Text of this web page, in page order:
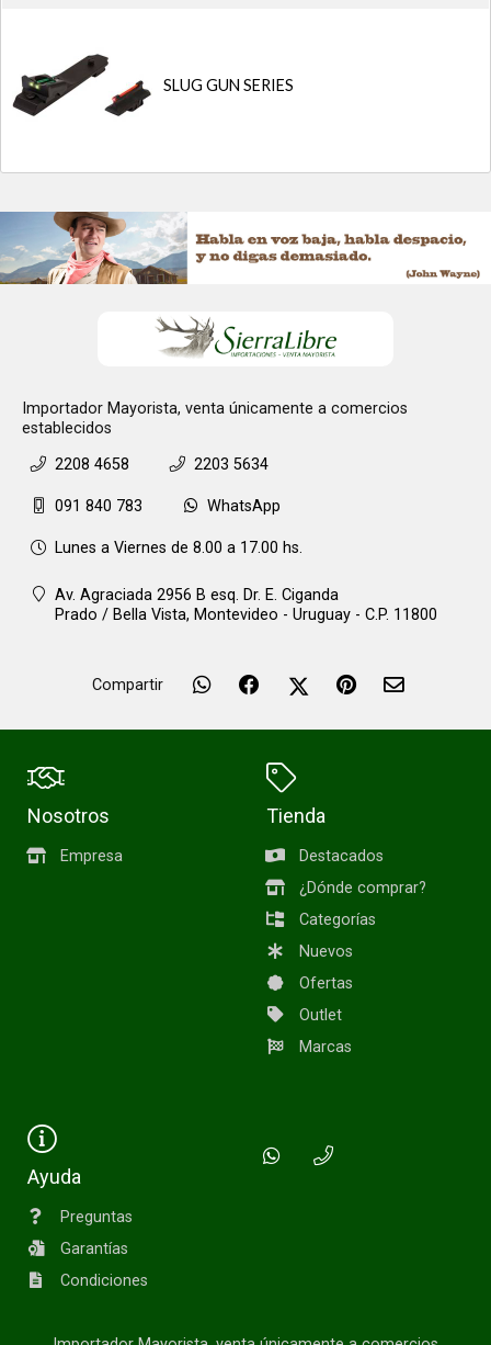
SLUG GUN SERIES
Importador Mayorista, venta únicamente a comercios
establecidos
2208 4658
2203 5634
091 840 783 WhatsApp
Lunes a Viernes de 8.00 a 17.00 hs.
Av. Agraciada 2956 B esq. Dr. E. Ciganda
Prado / Bella Vista, Montevideo - Uruguay - C.P. 11800
Compartir
Nosotros
Empresa
Tienda
Destacados
¿Dónde comprar?
Categorías
Nuevos
Ofertas
Outlet
Marcas
Ayuda
Preguntas
Garantías
Condiciones